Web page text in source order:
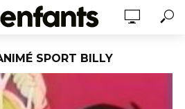
SPORT BILLY